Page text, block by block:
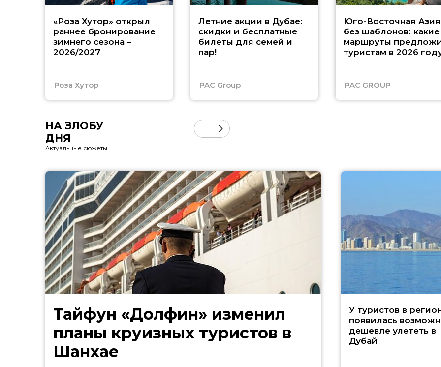
«Роза Хутор» открыл
раннее бронирование
зимнего сезона –
2026/2027
Роза Хутор
Летние акции в Дубае:
скидки и бесплатные
билеты для семей и
пар!
PAC Group
Юго-Восточная Азия
без шаблонов: какие
маршруты
туристам в 2026
PAC GROUP
НА ЗЛОБУ
ДНЯ
Актуальные сюжеты
Тайфун «Долфин» изменил
планы круизных туристов в
Шанхае
У туристов в
появилась
дешевле улететь в
Дубай